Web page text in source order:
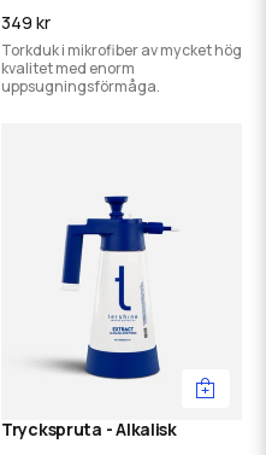
349 kr
Torkduk i mikrofiber av mycket hög
kvalitet med enorm
uppsugningsförmåga.
Tryckspruta - Alkalisk